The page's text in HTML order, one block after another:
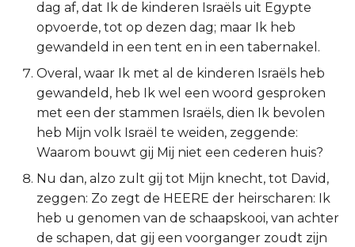
Kolossenzen
1 Thessalonicenzen
2 Thessalonicenzen
1 Timótheüs
2 Timótheüs
Titus
dag af, dat Ik de kinderen Israëls uit Egypte
opvoerde, tot op dezen dag; maar Ik heb
gewandeld in een tent en in een tabernakel.
Overal, waar Ik met al de kinderen Israëls heb
gewandeld, heb Ik wel een woord gesproken
met een der stammen Israëls, dien Ik bevolen
heb Mijn volk Israël te weiden, zeggende:
Waarom bouwt gij Mij niet een cederen huis?
Nu dan, alzo zult gij tot Mijn knecht, tot David,
zeggen: Zo zegt de HEERE der heirscharen: Ik
heb u genomen van de schaapskooi, van achter
de schapen, dat gij een voorganger zoudt zijn